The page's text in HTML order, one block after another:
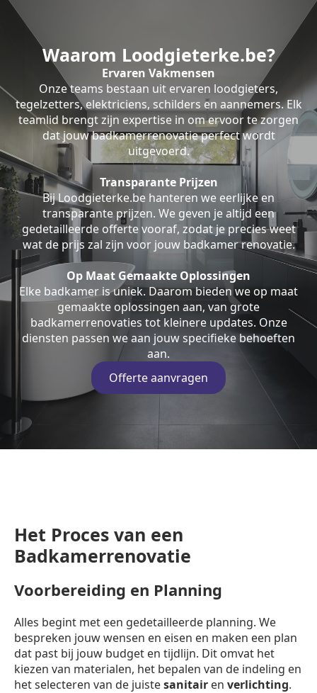
Waarom Loodgieterke.be?
Ervaren Vakmensen
Onze teams bestaan uit ervaren loodgieters,
tegelzetters, elektriciens, schilders en aannemers. Elk
teamlid brengt zijn expertise in om ervoor te zorgen
dat jouw badkamerrenovatie perfect wordt
uitgevoerd.
Transparante Prijzen
Bij Loodgieterke.be hanteren we eerlijke en
transparante prijzen. We geven je altijd een
gedetailleerde offerte vooraf, zodat je precies weet
wat de prijs zal zijn voor jouw badkamer renovatie.
Op Maat Gemaakte Oplossingen
Elke badkamer is uniek. Daarom bieden we op maat
gemaakte oplossingen aan, van grote
badkamerrenovaties tot kleinere updates. Onze
diensten passen we aan jouw specifieke behoeften
aan.
Offerte aanvragen
Het Proces van een
Badkamerrenovatie
Voorbereiding en Planning
Alles begint met een gedetailleerde planning. We
bespreken jouw wensen en eisen en maken een plan
dat past bij jouw budget en tijdlijn. Dit omvat het
kiezen van materialen, het bepalen van de indeling en
het selecteren van de juistesanitair en verlichting.